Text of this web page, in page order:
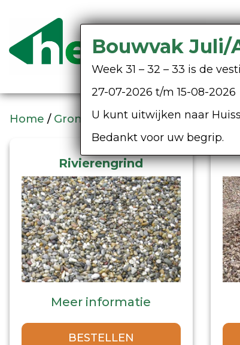
Home / Grondstoffen / Grind online
Rivierengrind
Meer informatie
BESTELLEN
Bouwvak Juli/
Week 31 – 32 – 33 is de
27-07-2026 t/m 15-08-2026
U kunt uitwijken naar
Bedankt voor uw begrip.